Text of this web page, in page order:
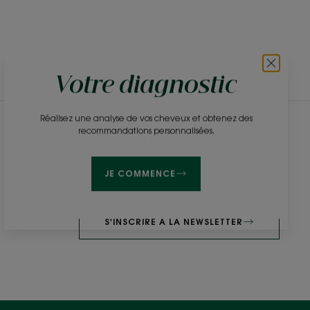
Votre diagnostic
Réalisez une analyse de vos cheveux et obtenez des
Newsletter
produits, actus et conseils beauty clean !
S'INSCRIRE À LA NEWSLETTER